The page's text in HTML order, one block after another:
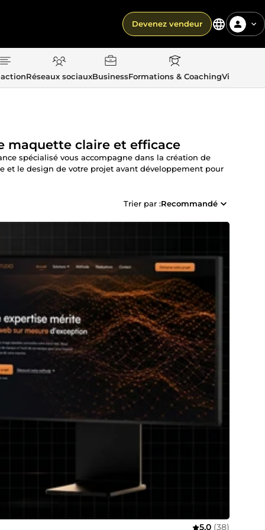
Devenez vendeur
Réseaux sociauxBusinessFormations & CoachingVie
maquette claire et efficace
spécialisé vous accompagne dans la création de
et le design de votre projet avant développement pour
Trier par :Recommandé
5,0 (38)